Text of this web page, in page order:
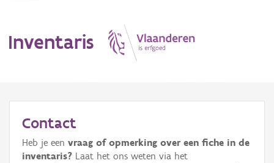
Inventaris
Erfgoedobject
Contact
Heb je een vraag of opmerking over een fiche in de
inventaris? Laat het ons weten via het